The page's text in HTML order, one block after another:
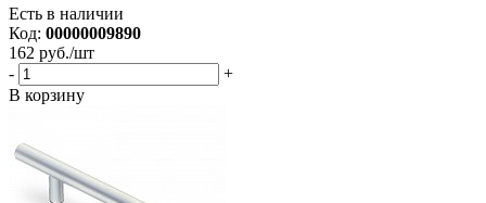
Есть в наличии
Код: 00000009890
162 руб./шт
-
+
В корзину